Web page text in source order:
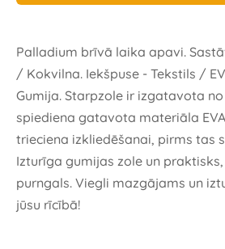
Palladium brīvā laika apavi.
/ Kokvilna. Iekšpuse - Tekstils /
Gumija. Starpzole ir izgatavota
spiediena gatavota materiāla
trieciena izkliedēšanai, pirms tas
Izturīga gumijas zole un
purngals. Viegli mazgājams un
jūsu rīcībā!